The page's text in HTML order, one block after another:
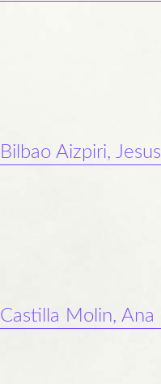
Bilbao Aizpiri, Jesus
Castilla Molin, Ana